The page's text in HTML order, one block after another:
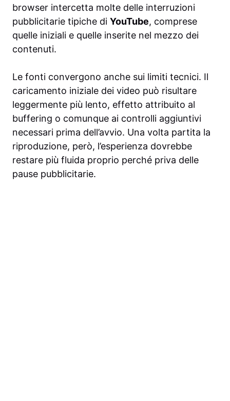
browser intercetta molte delle interruzioni
pubblicitarie tipiche di YouTube, comprese
quelle iniziali e quelle inserite nel mezzo dei
contenuti.
Le fonti convergono anche sui limiti tecnici. Il
caricamento iniziale dei video può risultare
leggermente più lento, effetto attribuito al
buffering o comunque ai controlli aggiuntivi
necessari prima dell’avvio. Una volta partita la
riproduzione, però, l’esperienza dovrebbe
restare più fluida proprio perché priva delle
pause pubblicitarie.